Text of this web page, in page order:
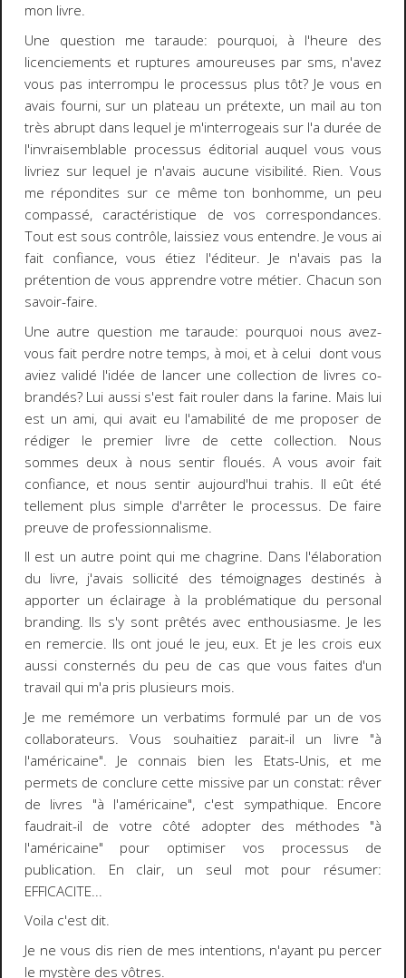
mon livre.
Une question me taraude: pourquoi, à l'heure des
licenciements et ruptures amoureuses par sms, n'avez
vous pas interrompu le processus plus tôt? Je vous en
avais fourni, sur un plateau un prétexte, un mail au ton
très abrupt dans lequel je m'interrogeais sur l'a durée de
l'invraisemblable processus éditorial auquel vous vous
livriez sur lequel je n'avais aucune visibilité. Rien. Vous
me répondites sur ce même ton bonhomme, un peu
compassé, caractéristique de vos correspondances.
Tout est sous contrôle, laissiez vous entendre. Je vous ai
fait confiance, vous étiez l'éditeur. Je n'avais pas la
prétention de vous apprendre votre métier. Chacun son
savoir-faire.
Une autre question me taraude: pourquoi nous avez-
vous fait perdre notre temps, à moi, et à celui dont vous
aviez validé l'idée de lancer une collection de livres co-
brandés? Lui aussi s'est fait rouler dans la farine. Mais lui
est un ami, qui avait eu l'amabilité de me proposer de
rédiger le premier livre de cette collection. Nous
sommes deux à nous sentir floués. A vous avoir fait
confiance, et nous sentir aujourd'hui trahis. Il eût été
tellement plus simple d'arrêter le processus. De faire
preuve de professionnalisme.
Il est un autre point qui me chagrine. Dans l'élaboration
du livre, j'avais sollicité des témoignages destinés à
apporter un éclairage à la problématique du personal
branding. Ils s'y sont prêtés avec enthousiasme. Je les
en remercie. Ils ont joué le jeu, eux. Et je les crois eux
aussi consternés du peu de cas que vous faites d'un
travail qui m'a pris plusieurs mois.
Je me remémore un verbatims formulé par un de vos
collaborateurs. Vous souhaitiez parait-il un livre "à
l'américaine". Je connais bien les Etats-Unis, et me
permets de conclure cette missive par un constat: rêver
de livres "à l'américaine", c'est sympathique. Encore
faudrait-il de votre côté adopter des méthodes "à
l'américaine" pour optimiser vos processus de
publication. En clair, un seul mot pour résumer:
EFFICACITE...
Voila c'est dit.
Je ne vous dis rien de mes intentions, n'ayant pu percer
le mystère des vôtres.